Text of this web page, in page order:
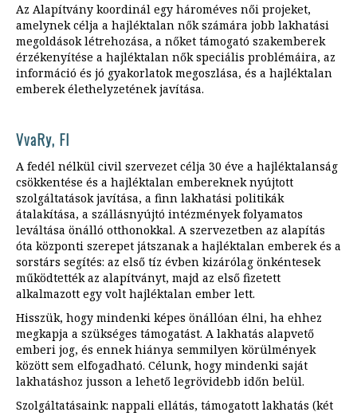
Az Alapítvány koordinál egy hároméves női projeket,
amelynek célja a hajléktalan nők számára jobb lakhatási
megoldások létrehozása, a nőket támogató szakemberek
érzékenyítése a hajléktalan nők speciális problémáira, az
információ és jó gyakorlatok megoszlása, és a hajléktalan
emberek élethelyzetének javítása.
VvaRy, FI
A fedél nélkül civil szervezet célja 30 éve a hajléktalanság
csökkentése és a hajléktalan embereknek nyújtott
szolgáltatások javítása, a finn lakhatási politikák
átalakítása, a szállásnyújtó intézmények folyamatos
leváltása önálló otthonokkal. A szervezetben az alapítás
óta központi szerepet játszanak a hajléktalan emberek és a
sorstárs segítés: az első tíz évben kizárólag önkéntesek
működtették az alapítványt, majd az első fizetett
alkalmazott egy volt hajléktalan ember lett.
Hisszük, hogy mindenki képes önállóan élni, ha ehhez
megkapja a szükséges támogatást. A lakhatás alapvető
emberi jog, és ennek hiánya semmilyen körülmények
között sem elfogadható. Célunk, hogy mindenki saját
lakhatáshoz jusson a lehető legrövidebb időn belül.
Szolgáltatásaink: nappali ellátás, támogatott lakhatás (két